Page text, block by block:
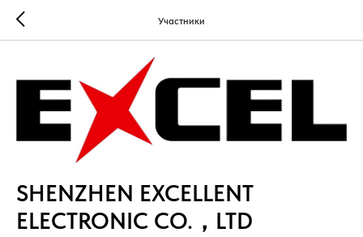
Участники
SHENZHEN EXCELLENT
ELECTRONIC CO.，LTD